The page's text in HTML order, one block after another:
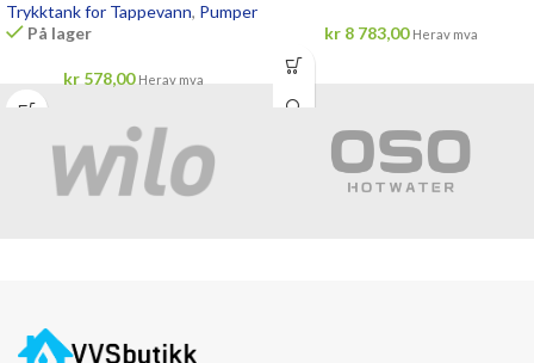
Trykktank for Tappevann, Pumper
På lager
kr 578,00 Herav mva
kr8 783,00 Herav mva